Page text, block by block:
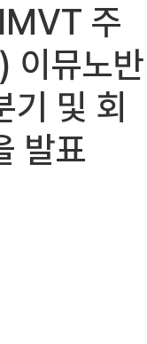
주
뮤노반
및 회
발표